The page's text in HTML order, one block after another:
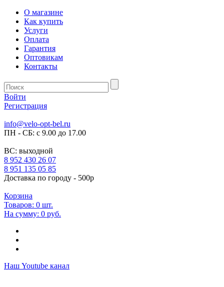
О магазине
Как купить
Услуги
Оплата
Гарантия
Оптовикам
Контакты
Войти
Регистрация
info@velo-opt-bel.ru
ПН - СБ: с 9.00 до 17.00
ВС: выходной
8 952 430 26 07
8 951 135 05 85
Доставка по городу - 500р
Корзина
Товаров: 0 шт.
На сумму: 0 руб.
Наш Youtube канал